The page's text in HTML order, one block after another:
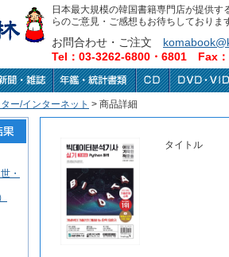
日本最大規模の韓国書籍専門店が提供
らのご意見・ご感想もお待ちしておりま
お問合わせ・ご注文
Tel：03-3262-6800・6801 Fax
ー/インターネット > 商品詳細
・
タイトル